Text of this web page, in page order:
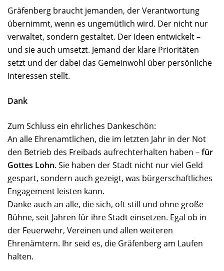
Gräfenberg braucht jemanden, der Verantwortung
übernimmt, wenn es ungemütlich wird. Der nicht nur
verwaltet, sondern gestaltet. Der Ideen entwickelt –
und sie auch umsetzt. Jemand der klare Prioritäten
setzt und der dabei das Gemeinwohl über persönliche
Interessen stellt.
Dank
Zum Schluss ein ehrliches Dankeschön:
An alle Ehrenamtlichen, die im letzten Jahr in der Not
den Betrieb des Freibads aufrechterhalten haben –für
Gottes Lohn. Sie haben der Stadt nicht nur viel Geld
gespart, sondern auch gezeigt, was bürgerschaftliches
Engagement leisten kann.
Danke auch an alle, die sich, oft still und ohne große
Bühne, seit Jahren für ihre Stadt einsetzen. Egal ob in
der Feuerwehr, Vereinen und allen weiteren
Ehrenämtern. Ihr seid es, die Gräfenberg am Laufen
halten.